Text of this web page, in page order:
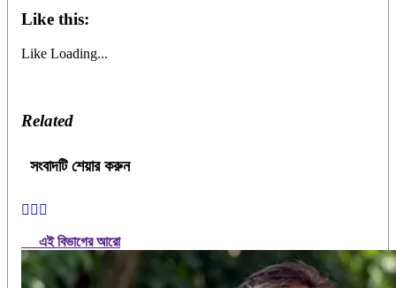
Like this:
Like Loading...
Related
সংবাদটি শেয়ার করুন
এই বিভাগের আরো